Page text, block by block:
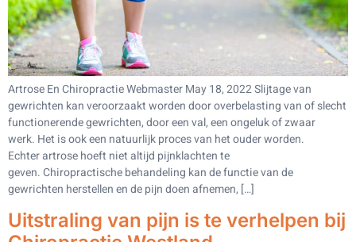
Artrose En Chiropractie Webmaster May 18, 2022 Slijtage van
gewrichten kan veroorzaakt worden door overbelasting van of slecht
functionerende gewrichten, door een val, een ongeluk of zwaar
werk. Het is ook een natuurlijk proces van het ouder worden.
Echter artrose hoeft niet altijd pijnklachten te
geven. Chiropractische behandeling kan de functie van de
gewrichten herstellen en de pijn doen afnemen, […]
Uitstraling van pijn is te verhelpen bij